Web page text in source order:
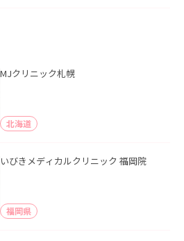
MJクリニック札幌
北海道
いびきメディカルクリニック 福岡院
福岡県